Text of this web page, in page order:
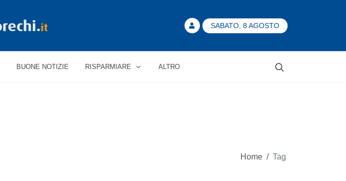
SABATO, 8 AGOSTO
BUONE NOTIZIE RISPARMIARE ALTRO
Home / Tag